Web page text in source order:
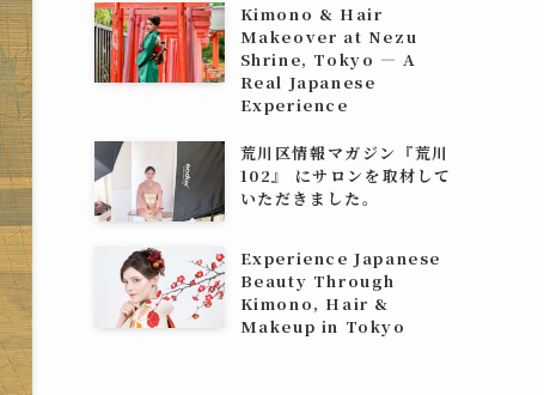
Kimono & Hair
Makeover at Nezu
Shrine, Tokyo — A
Real Japanese
Experience
荒川区情報マガジン『荒川
102』 にサロンを取材して
いただきました。
Experience Japanese
Beauty Through
Kimono, Hair &
Makeup in Tokyo